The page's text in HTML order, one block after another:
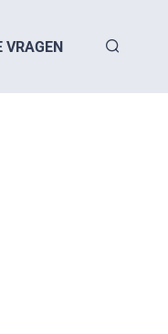
VRAGEN